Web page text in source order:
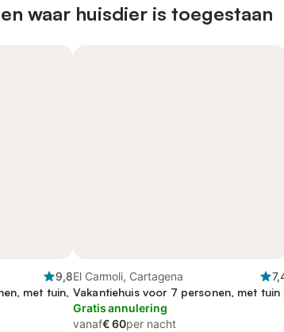
waar huisdier is toegestaan
9,8
met tuin,
El Carmoli, Cartagena
Vakantiehuis voor 7 personen, met tuin
Gratis annulering
vanaf€ 60per nacht